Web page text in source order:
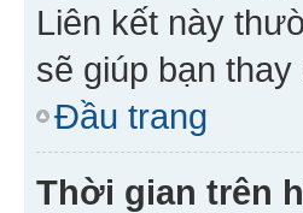
Liên kết này
sẽ giúp bạn
Đầu trang
Thời gian trên